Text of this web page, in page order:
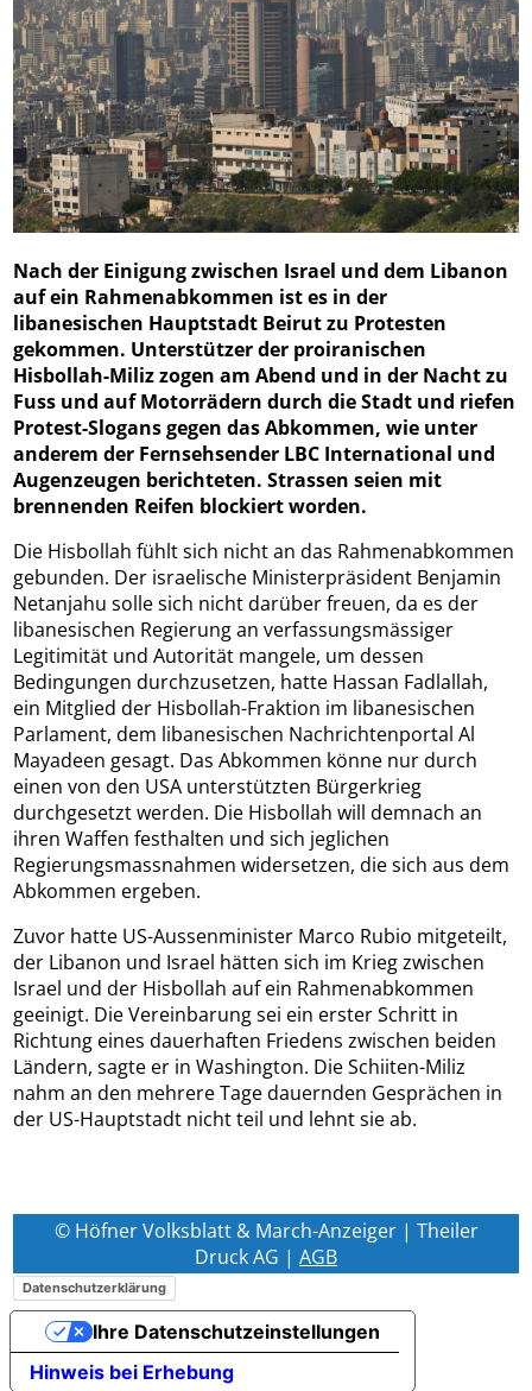
Nach der Einigung zwischen Israel und dem Libanon
auf ein Rahmenabkommen ist es in der
libanesischen Hauptstadt Beirut zu Protesten
gekommen. Unterstützer der proiranischen
Hisbollah-Miliz zogen am Abend und in der Nacht zu
Fuss und auf Motorrädern durch die Stadt und riefen
Protest-Slogans gegen das Abkommen, wie unter
anderem der Fernsehsender LBC International und
Augenzeugen berichteten. Strassen seien mit
brennenden Reifen blockiert worden.
Die Hisbollah fühlt sich nicht an das Rahmenabkommen
gebunden. Der israelische Ministerpräsident Benjamin
Netanjahu solle sich nicht darüber freuen, da es der
libanesischen Regierung an verfassungsmässiger
Legitimität und Autorität mangele, um dessen
Bedingungen durchzusetzen, hatte Hassan Fadlallah,
ein Mitglied der Hisbollah-Fraktion im libanesischen
Parlament, dem libanesischen Nachrichtenportal Al
Mayadeen gesagt. Das Abkommen könne nur durch
einen von den USA unterstützten Bürgerkrieg
durchgesetzt werden. Die Hisbollah will demnach an
ihren Waffen festhalten und sich jeglichen
Regierungsmassnahmen widersetzen, die sich aus dem
Abkommen ergeben.
Zuvor hatte US-Aussenminister Marco Rubio mitgeteilt,
der Libanon und Israel hätten sich im Krieg zwischen
Israel und der Hisbollah auf ein Rahmenabkommen
geeinigt. Die Vereinbarung sei ein erster Schritt in
Richtung eines dauerhaften Friedens zwischen beiden
Ländern, sagte er in Washington. Die Schiiten-Miliz
nahm an den mehrere Tage dauernden Gesprächen in
der US-Hauptstadt nicht teil und lehnt sie ab.
© Höfner Volksblatt & March-Anzeiger | Theiler
Druck AG | AGB
Datenschutzerklärung
Hinweis bei Erhebung
Ihre Datenschutzeinstellungen